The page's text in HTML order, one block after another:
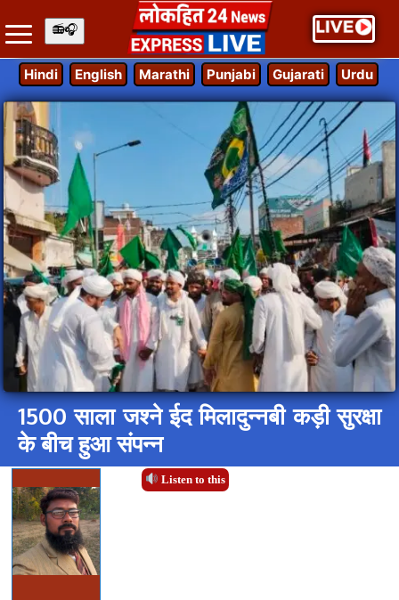
Hindi English Marathi Punjabi Gujarati Urdu
1500 साला जश्ने ईद मिलादुन्नबी कड़ी सुरक्षा
के बीच हुआ संपन्न
Listen to this